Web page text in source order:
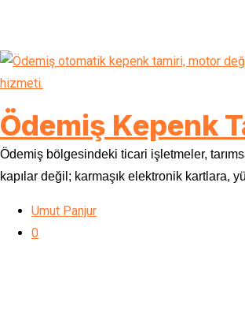
Ödemiş Kepenk
Ödemiş bölgesindeki ticari işletmeler,
kapılar değil; karmaşık elektronik kartlara,
Umut Panjur
0